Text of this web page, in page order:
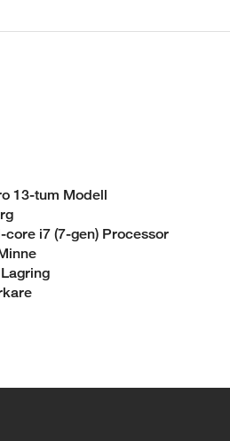
13-tum Modell
core i7 (7-gen) Processor